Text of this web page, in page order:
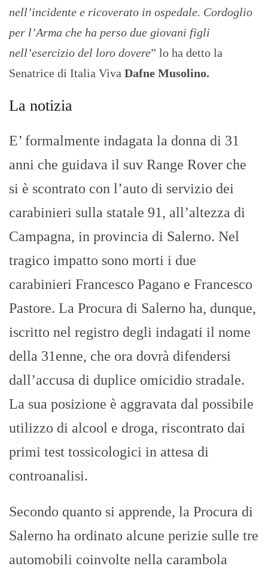
nell’incidente e ricoverato in ospedale. Cordoglio
per l’Arma che ha perso due giovani figli
nell’esercizio del loro dovere” lo ha detto la
Senatrice di Italia Viva Dafne Musolino.
La notizia
E’ formalmente indagata la donna di 31
anni che guidava il suv Range Rover che
si è scontrato con l’auto di servizio dei
carabinieri sulla statale 91, all’altezza di
Campagna, in provincia di Salerno. Nel
tragico impatto sono morti i due
carabinieri Francesco Pagano e Francesco
Pastore. La Procura di Salerno ha, dunque,
iscritto nel registro degli indagati il nome
della 31enne, che ora dovrà difendersi
dall’accusa di duplice omicidio stradale.
La sua posizione è aggravata dal possibile
utilizzo di alcool e droga, riscontrato dai
primi test tossicologici in attesa di
controanalisi.
Secondo quanto si apprende, la Procura di
Salerno ha ordinato alcune perizie sulle tre
automobili coinvolte nella carambola